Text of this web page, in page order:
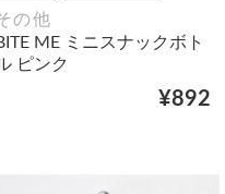
の他
ME ミニスナックボト
ピンク
¥892